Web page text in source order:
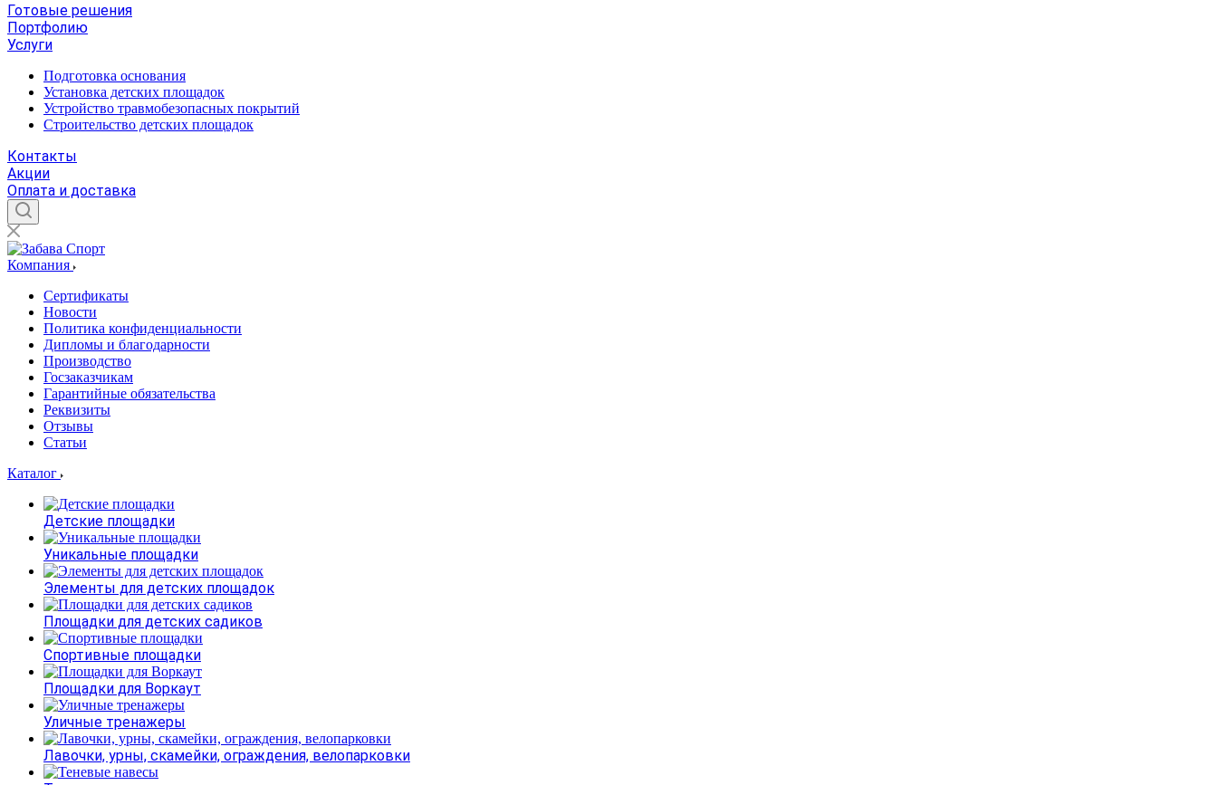
Готовые решения
Портфолию
Услуги
Подготовка основания
Установка детских площадок
Устройство травмобезопасных покрытий
Строительство детских площадок
Контакты
Акции
Оплата и доставка
Компания
Сертификаты
Новости
Политика конфиденциальности
Дипломы и благодарности
Производство
Госзаказчикам
Гарантийные обязательства
Реквизиты
Отзывы
Статьи
Каталог
Детские площадки
Уникальные площадки
Элементы для детских площадок
Площадки для детских садиков
Спортивные площадки
Площадки для Воркаут
Уличные тренажеры
Лавочки, урны, скамейки, ограждения, велопарковки